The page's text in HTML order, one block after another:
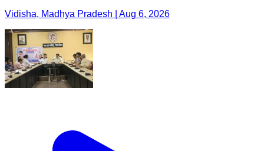
Vidisha, Madhya Pradesh | Aug 6, 2026